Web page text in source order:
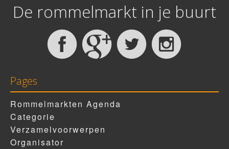
De rommelmarkt in je buurt
Pages
Rommelmarkten Agenda
Categorie
Verzamelvoorwerpen
Organisator